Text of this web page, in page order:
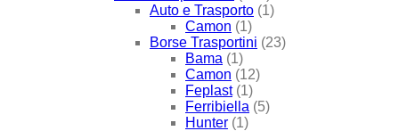
Auto e Trasporto (1)
Camon (1)
Borse Trasportini (23)
Bama (1)
Camon (12)
Feplast (1)
Ferribiella (5)
Hunter (1)